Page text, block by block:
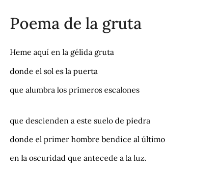
Poema de la gruta
Heme aquí en la gélida gruta
donde el sol es la puerta
que alumbra los primeros escalones
que descienden a este suelo de piedra
donde el primer hombre bendice al último
en la oscuridad que antecede a la luz.